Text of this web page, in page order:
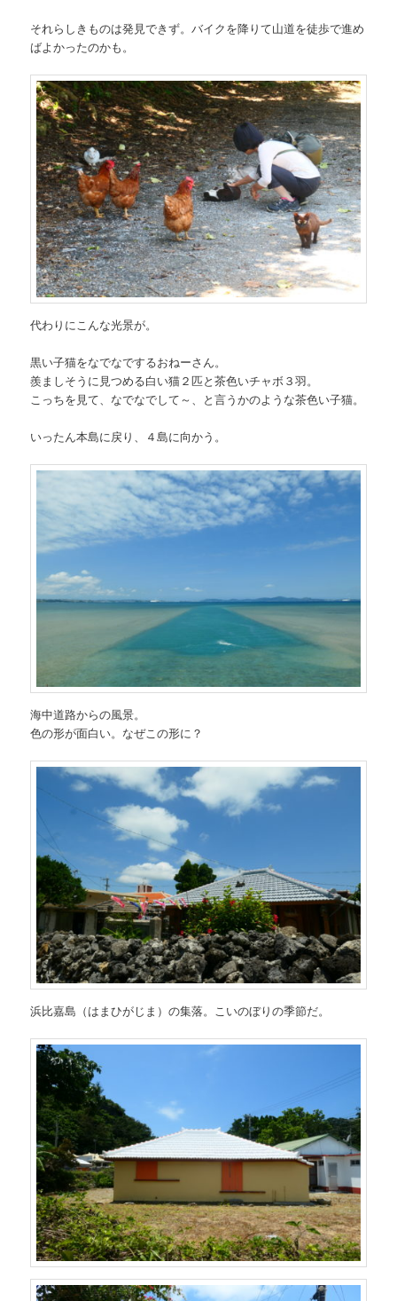
それらしきものは発見できず。バイクを降りて山道を徒歩で進め
ばよかったのかも。
代わりにこんな光景が。
黒い子猫をなでなでするおねーさん。
羨ましそうに見つめる白い猫２匹と茶色いチャボ３羽。
こっちを見て、なでなでして～、と言うかのような茶色い子猫。
いったん本島に戻り、４島に向かう。
海中道路からの風景。
色の形が面白い。なぜこの形に？
浜比嘉島（はまひがじま）の集落。こいのぼりの季節だ。